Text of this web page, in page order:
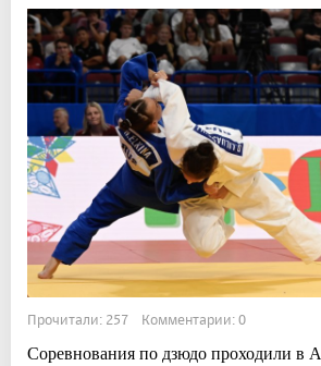
Прочитали: 257 Комментарии: 0
Соревнования по дзюдо проходили в